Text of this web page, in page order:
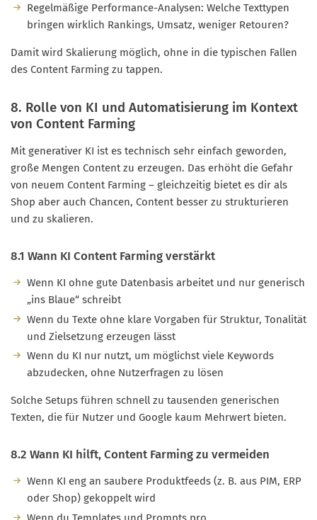
Regelmäßige Performance-Analysen: Welche Texttypen
bringen wirklich Rankings, Umsatz, weniger Retouren?
Damit wird Skalierung möglich, ohne in die typischen Fallen
des Content Farming zu tappen.
8. Rolle von KI und Automatisierung im Kontext
von Content Farming
Mit generativer KI ist es technisch sehr einfach geworden,
große Mengen Content zu erzeugen. Das erhöht die Gefahr
von neuem Content Farming – gleichzeitig bietet es dir als
Shop aber auch Chancen, Content besser zu strukturieren
und zu skalieren.
8.1 Wann KI Content Farming verstärkt
Wenn KI ohne gute Datenbasis arbeitet und nur generisch
„ins Blaue“ schreibt
Wenn du Texte ohne klare Vorgaben für Struktur, Tonalität
und Zielsetzung erzeugen lässt
Wenn du KI nur nutzt, um möglichst viele Keywords
abzudecken, ohne Nutzerfragen zu lösen
Solche Setups führen schnell zu tausenden generischen
Texten, die für Nutzer und Google kaum Mehrwert bieten.
8.2 Wann KI hilft, Content Farming zu vermeiden
Wenn KI eng an saubere Produktfeeds (z. B. aus PIM, ERP
oder Shop) gekoppelt wird